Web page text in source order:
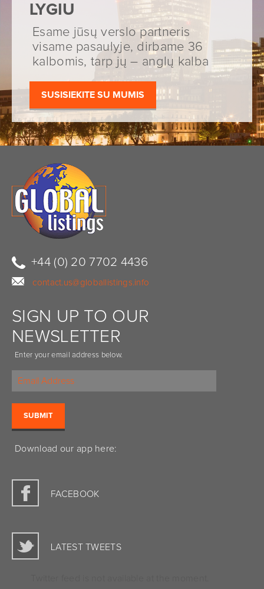
LYGIU
Esame jūsų verslo partneris
visame pasaulyje, dirbame 36
kalbomis, tarp jų – anglų kalba
SUSISIEKITE SU MUMIS
+44 (0) 20 7702 4436
contact.us@globallistings.info
SIGN UP TO OUR
NEWSLETTER
Enter your email address below.
Download our app here:
FACEBOOK
LATEST TWEETS